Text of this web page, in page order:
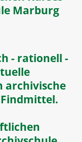
Marburg
- rationell -
archivische